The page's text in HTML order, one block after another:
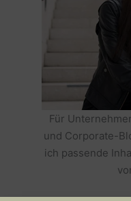
Für
und Corporate-
ich passende